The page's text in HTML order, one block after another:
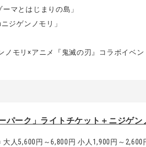
マとはじまりの島」
ジゲンノモリ」
モリ×アニメ『鬼滅の刃』コラボイベ
ーク」ライトチケット＋ニジゲ
人5,600円～6,800円 小人1,900円～2,600